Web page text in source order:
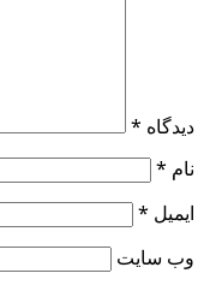
دیدگاه *
نام *
ایمیل *
وب‌ سایت